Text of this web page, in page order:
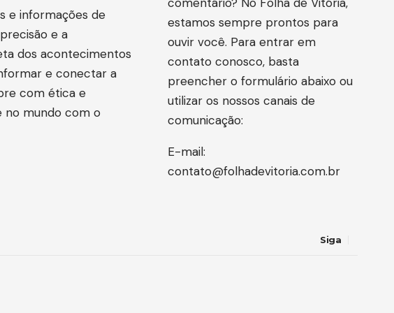
e informações de
e a
dos acontecimentos
e conectar a
com ética e
no mundo com o
estamos sempre prontos para
ouvir você. Para entrar em
contato conosco, basta
preencher o formulário abaixo ou
utilizar os nossos canais de
comunicação:
E-mail:
contato@folhadevitoria.com.br
Siga